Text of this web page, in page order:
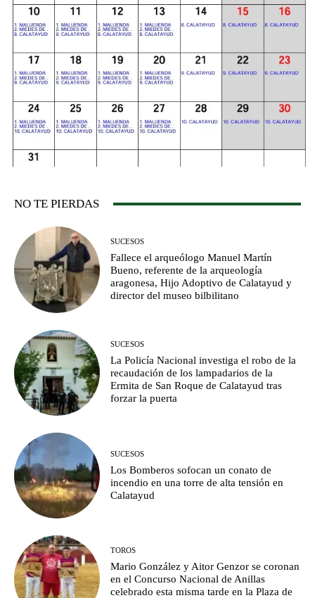
NO TE PIERDAS
SUCESOS
Fallece el arqueólogo Manuel Martín
Bueno, referente de la arqueología
aragonesa, Hijo Adoptivo de Calatayud y
director del museo bilbilitano
SUCESOS
La Policía Nacional investiga el robo de la
recaudación de los lampadarios de la
Ermita de San Roque de Calatayud tras
forzar la puerta
SUCESOS
Los Bomberos sofocan un conato de
incendio en una torre de alta tensión en
Calatayud
TOROS
Mario González y Aitor Genzor se coronan
en el Concurso Nacional de Anillas
celebrado esta misma tarde en la Plaza de